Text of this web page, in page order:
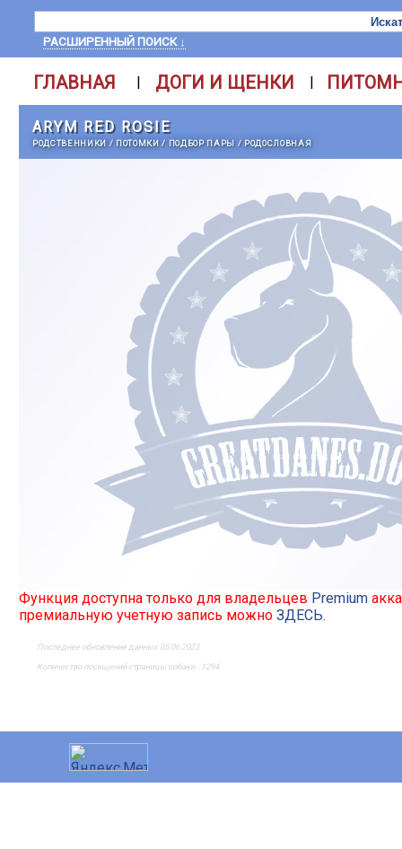
РАСШИРЕННЫЙ ПОИСК ↓
ГЛАВНАЯ | ДОГИ И ЩЕНКИ |
ARYM RED ROSIE
РОДСТВЕННИКИ / ПОТОМКИ/ ПОДБОР ПАРЫ / РОДОСЛОВНАЯ
Функция доступна только для владельцев Premium
премиальную учетную запись можно ЗДЕСЬ.
Последнее обновление данных 05.06.2023
Количество посещений страницы собаки - 1294